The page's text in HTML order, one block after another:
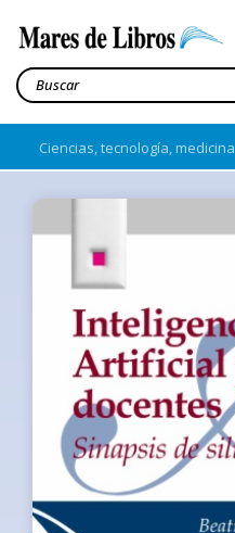
Ciencias, tecnología, medicina